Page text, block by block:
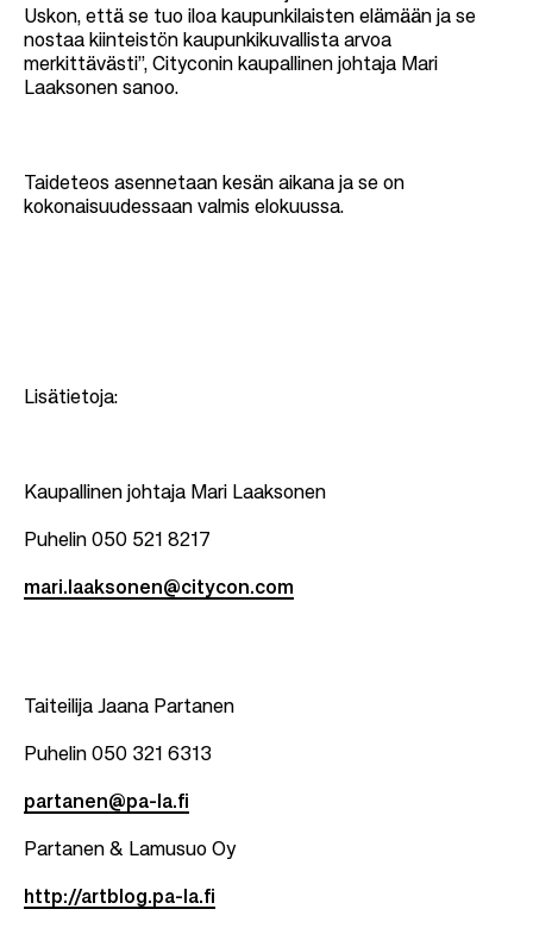
Uskon, että se tuo iloa kaupunkilaisten elämään ja se
nostaa kiinteistön kaupunkikuvallista arvoa
merkittävästi”, Cityconin kaupallinen johtaja Mari
Laaksonen sanoo.
Taideteos asennetaan kesän aikana ja se on
kokonaisuudessaan valmis elokuussa.
Lisätietoja:
Kaupallinen johtaja Mari Laaksonen
Puhelin 050 521 8217
mari.laaksonen@citycon.com
Taiteilija Jaana Partanen
Puhelin 050 321 6313
partanen@pa-la.fi
Partanen & Lamusuo Oy
http://artblog.pa-la.fi